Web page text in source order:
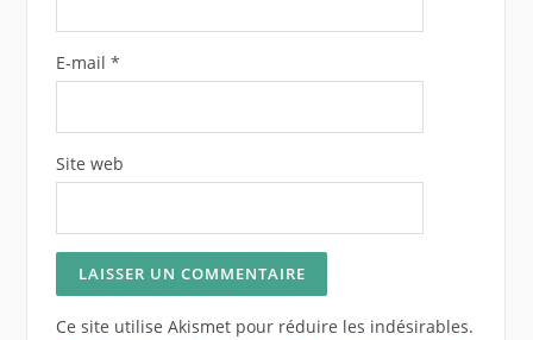
E-mail *
Site web
Ce site utilise Akismet pour réduire les indésirables.